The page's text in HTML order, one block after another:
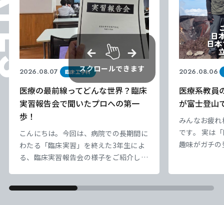
2026.08.07 臨床工学科
医療の最前線ってどんな世界？臨床
実習報告会で聞いたプロへの第一
歩！
こんにちは。今回は、病院での長期間に
わたる「臨床実習」を終えた3年生によ
る、臨床実習報告会の様子をご紹介しま
会では、先輩たちが実際の医療現場で触
2026.08.06
医療系教員
が富士登山
みんなお疲
です。 実は
趣味がガチ
でエモすぎ…
スクロールできます